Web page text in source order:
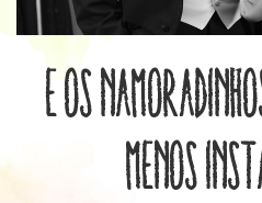
E os
menos